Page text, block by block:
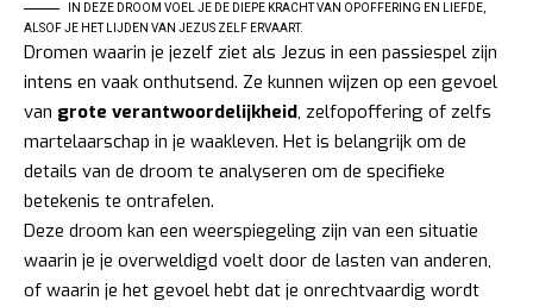
IN DEZE DROOM VOEL JE DE DIEPE KRACHT VAN OPOFFERING EN LIEFDE,
ALSOF JE HET LIJDEN VAN JEZUS ZELF ERVAART.
Dromen waarin je jezelf ziet als Jezus in een passiespel zijn
intens en vaak onthutsend. Ze kunnen wijzen op een gevoel
van grote verantwoordelijkheid, zelfopoffering of zelfs
martelaarschap in je waakleven. Het is belangrijk om de
details van de droom te analyseren om de specifieke
betekenis te ontrafelen.
Deze droom kan een weerspiegeling zijn van een situatie
waarin je je overweldigd voelt door de lasten van anderen,
of waarin je het gevoel hebt dat je onrechtvaardig wordt